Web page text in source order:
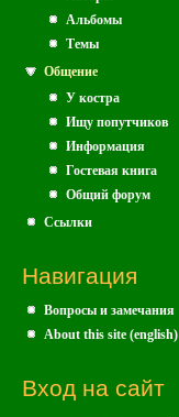
Альбомы
Темы
Общение
У костра
Ищу попутчиков
Информация
Гостевая книга
Общий форум
Ссылки
Навигация
Вопросы и замечания
About this site (english)
Вход на сайт